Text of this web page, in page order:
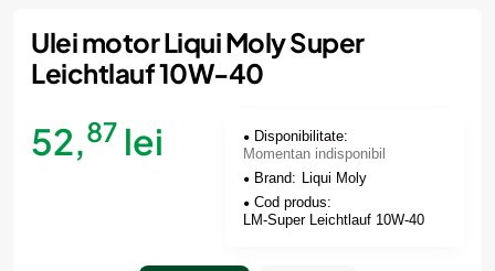
Momentan indisponibil
Ulei motor Liqui Moly Super
Leichtlauf 10W-40
52,87 lei
Disponibilitate:
Momentan indisponibil
Brand: Liqui Moly
Cod produs:
LM-Super Leichtlauf 10W-40